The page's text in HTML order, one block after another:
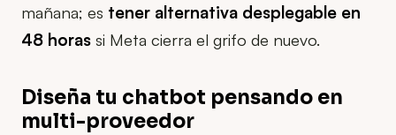
mañana; es tener alternativa desplegable en
48 horas si Meta cierra el grifo de nuevo.
Diseña tu chatbot pensando en
multi-proveedor